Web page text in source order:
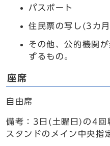
パスポート
住⺠票の写し(3カ
その他、公的機関
ずるもの。
座席
自由席
備考：3日(土曜日)の4回
スタンドのメイン中央指